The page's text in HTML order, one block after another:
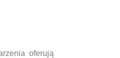
oferują